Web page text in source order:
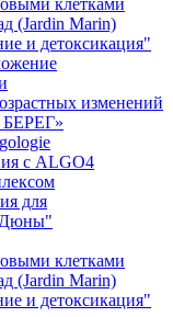
клетками
(Jardin Marin)
и детоксикация"
изменений
с ALGO4
для
клетками
(Jardin Marin)
и детоксикация"